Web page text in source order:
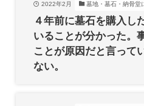
2022年2月 墓地・墓石・納骨堂
４年前に墓石を購入し
いることが分かった。
ことが原因だと言って
ない。